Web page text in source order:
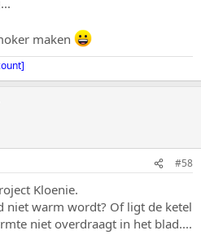
maken
#58
Kloenie.
niet warm wordt? Of ligt de ketel
niet overdraagt in het blad....